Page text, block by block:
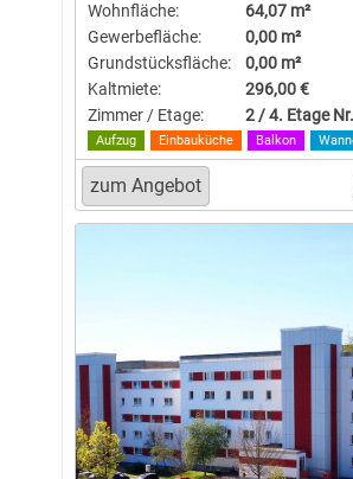
Wohnfläche:
64,07 m²
Gewerbefläche:
0,00 m²
Grundstücksfläche:
0,00 m²
Kaltmiete:
296,00 €
Zimmer / Etage:
2 / 4. Etage
Aufzug Einbauküche Balkon